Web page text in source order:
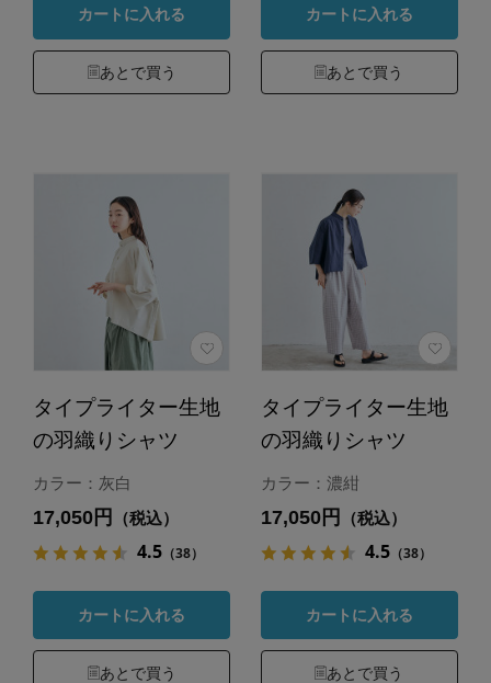
カートに入れる
あとで買う
カートに入れる
あとで買う
タイプライター生地
の羽織りシャツ
カラー：灰白
17,050円 （税込）
4.5（38）
カートに入れる
あとで買う
タイプライター生地
の羽織りシャツ
カラー：濃紺
17,050円 （税込）
4.5（38）
カートに入れる
あとで買う